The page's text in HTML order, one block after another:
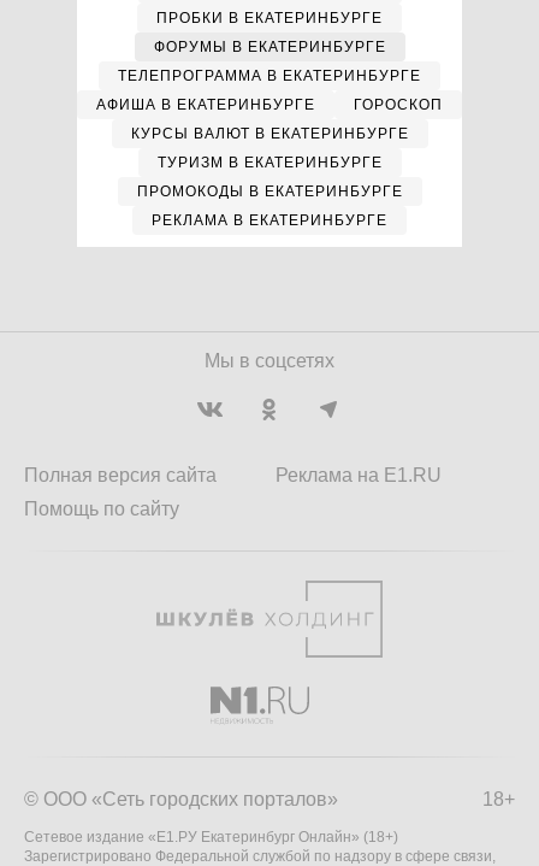
ПРОБКИ В ЕКАТЕРИНБУРГЕ
ФОРУМЫ В ЕКАТЕРИНБУРГЕ
ТЕЛЕПРОГРАММА В ЕКАТЕРИНБУРГЕ
АФИША В ЕКАТЕРИНБУРГЕ
ГОРОСКОП
КУРСЫ ВАЛЮТ В ЕКАТЕРИНБУРГЕ
ТУРИЗМ В ЕКАТЕРИНБУРГЕ
ПРОМОКОДЫ В ЕКАТЕРИНБУРГЕ
РЕКЛАМА В ЕКАТЕРИНБУРГЕ
Мы в соцсетях
Полная версия сайта
Помощь по сайту
Реклама на E1.RU
18+
© ООО «Сеть городских порталов»
Сетевое издание «Е1.РУ Екатеринбург Онлайн» (18+)
Зарегистрировано Федеральной службой по надзору в сфере связи,